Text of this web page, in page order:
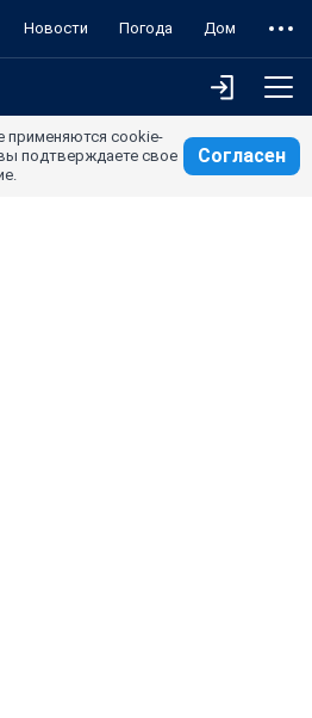
Новости Погода Дом
применяются cookie-
подтверждаете свое
Согласен